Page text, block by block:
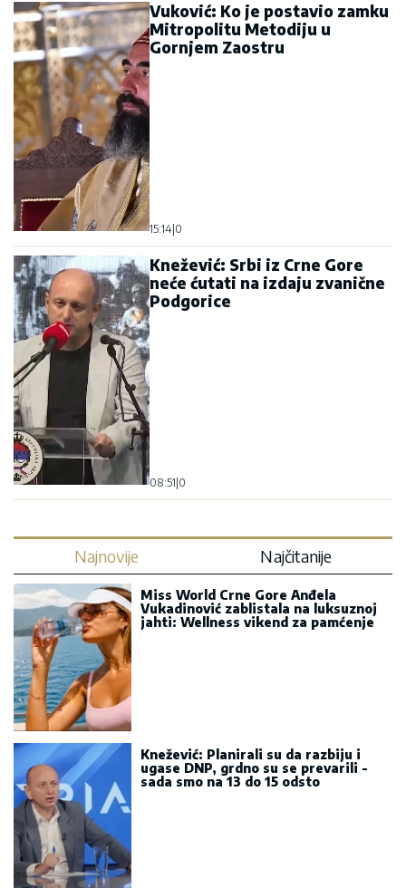
Vuković: Ko je postavio zamku
Mitropolitu Metodiju u
Gornjem Zaostru
15:14 0
Knežević: Srbi iz Crne Gore
neće ćutati na izdaju zvanične
Podgorice
08:51 0
Najnovije Najčitanije
Miss World Crne Gore Anđela
Vukadinović zablistala na luksuznoj
jahti: Wellness vikend za pamćenje
Knežević: Planirali su da razbiju i
ugase DNP, grdno su se prevarili -
sada smo na 13 do 15 odsto